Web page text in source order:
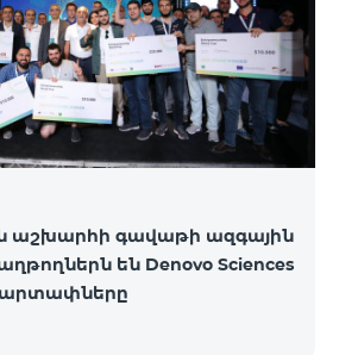
նորացված պլատֆորմ: «Մեզ
մասշտաբային
վիդեո բովանդակություն
աշխարհի գավաթի ազգային
են Denovo Sciences